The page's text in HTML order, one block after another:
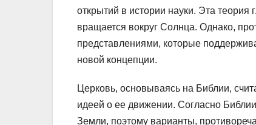
открытий в истории науки. Эта теория
вращается вокруг Солнца. Однако,
представлениями, которые
новой концепции.
Церковь, основываясь на Библии,
идеей о ее движении. Согласно
Земли, поэтому варианты,